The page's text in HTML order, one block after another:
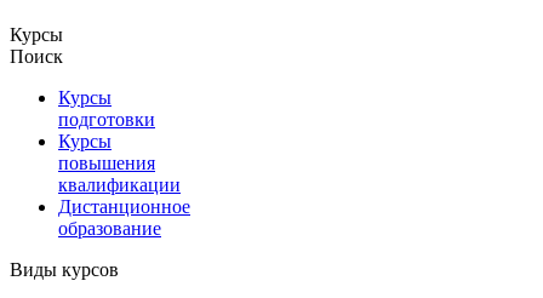
Курсы
Поиск
Курсы
подготовки
Курсы
повышения
квалификации
Дистанционное
образование
Виды курсов